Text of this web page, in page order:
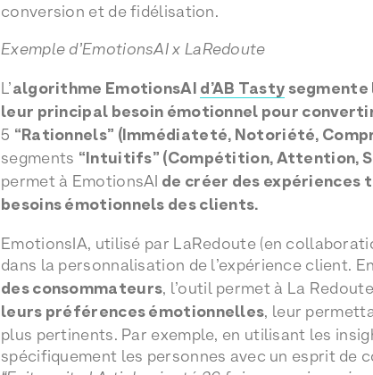
conversion et de fidélisation.
Exemple d’EmotionsAI x LaRedoute
L’algorithme EmotionsAI d’AB Tasty
leur principal besoin émotionnel pour
5 “Rationnels” (Immédiateté, Notoriété,
segments “Intuitifs” (Compétition, Attention,
permet à EmotionsAI de créer des expériences
besoins émotionnels des clients.
EmotionsIA, utilisé par LaRedoute (en
dans la personnalisation de l’expérience client. En
des consommateurs, l’outil permet à La
leurs préférences émotionnelles, leur
plus pertinents. Par exemple, en utilisant les
spécifiquement les personnes avec un esprit de